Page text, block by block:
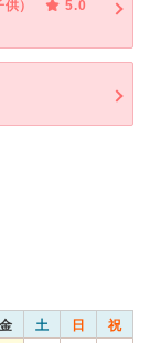
）
5.0
金 土 日 祝